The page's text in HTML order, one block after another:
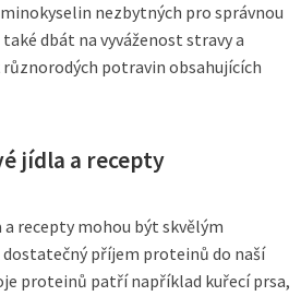
nezbytných pro správnou
dbát na vyváženost stravy a
potravin obsahujících
jídla a recepty
recepty mohou být skvělým
příjem proteinů do naší
proteinů patří například kuřecí prsa,